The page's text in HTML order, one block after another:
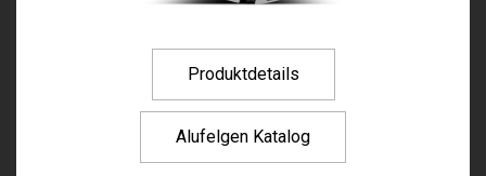
Produktdetails
Alufelgen Katalog